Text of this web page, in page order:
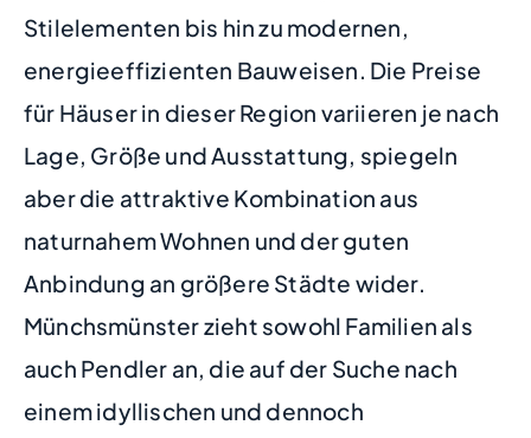
Stilelementen bis hin zu modernen,
energieeffizienten Bauweisen. Die Preise
für Häuser in dieser Region variieren je nach
Lage, Größe und Ausstattung, spiegeln
aber die attraktive Kombination aus
naturnahem Wohnen und der guten
Anbindung an größere Städte wider.
Münchsmünster zieht sowohl Familien als
auch Pendler an, die auf der Suche nach
einem idyllischen und dennoch